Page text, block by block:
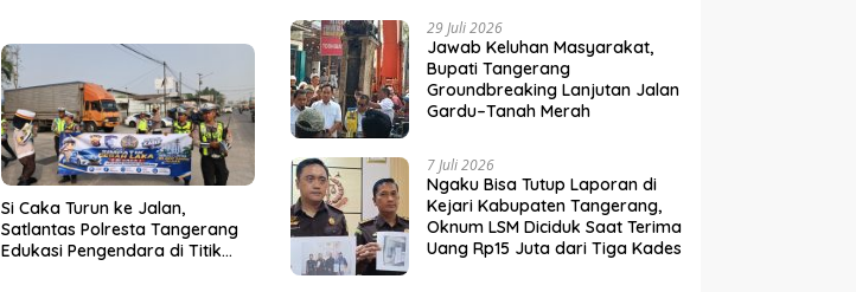
Si Caka Turun ke Jalan,
Satlantas Polresta Tangerang
Edukasi Pengendara di Titik
29 Juli 2026
Jawab Keluhan Masyarakat,
Bupati Tangerang
Groundbreaking Lanjutan Jalan
Gardu–Tanah Merah
7 Juli 2026
Ngaku Bisa Tutup Laporan di
Kejari Kabupaten Tangerang,
Oknum LSM Diciduk Saat Terima
Uang Rp15 Juta dari Tiga Kades